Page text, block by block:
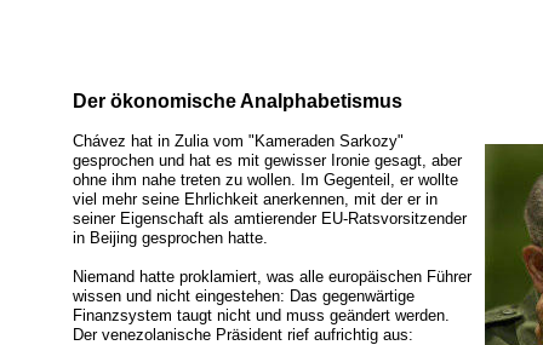
Der ökonomische Analphabetismus
Chávez hat in Zulia vom "Kameraden Sarkozy"
gesprochen und hat es mit gewisser Ironie gesagt, aber
ohne ihm nahe treten zu wollen. Im Gegenteil, er wollte
viel mehr seine Ehrlichkeit anerkennen, mit der er in
seiner Eigenschaft als amtierender EU-Ratsvorsitzender
in Beijing gesprochen hatte.
Niemand hatte proklamiert, was alle europäischen Führer
wissen und nicht eingestehen: Das gegenwärtige
Finanzsystem taugt nicht und muss geändert werden.
Der venezolanische Präsident rief aufrichtig aus: